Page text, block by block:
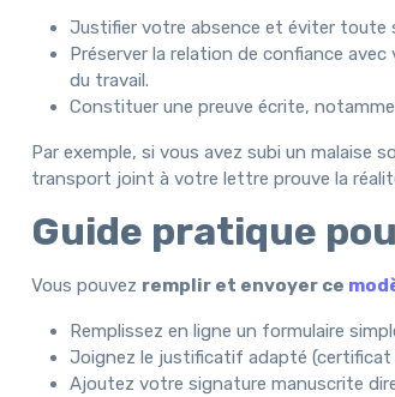
Justifier votre absence et éviter toute
Préserver la relation de confiance avec
du travail.
Constituer une preuve écrite,
Par exemple, si vous avez subi un malaise
transport joint à votre lettre prouve la
Guide pratique
Vous pouvez remplir et envoyer ce
Remplissez en ligne un formulaire
Joignez le justificatif adapté
Ajoutez votre signature manuscrite